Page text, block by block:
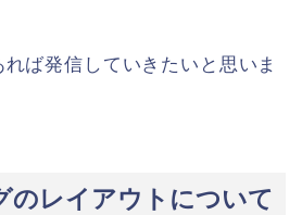
ば発信していきたいと思いま
のレイアウトについて